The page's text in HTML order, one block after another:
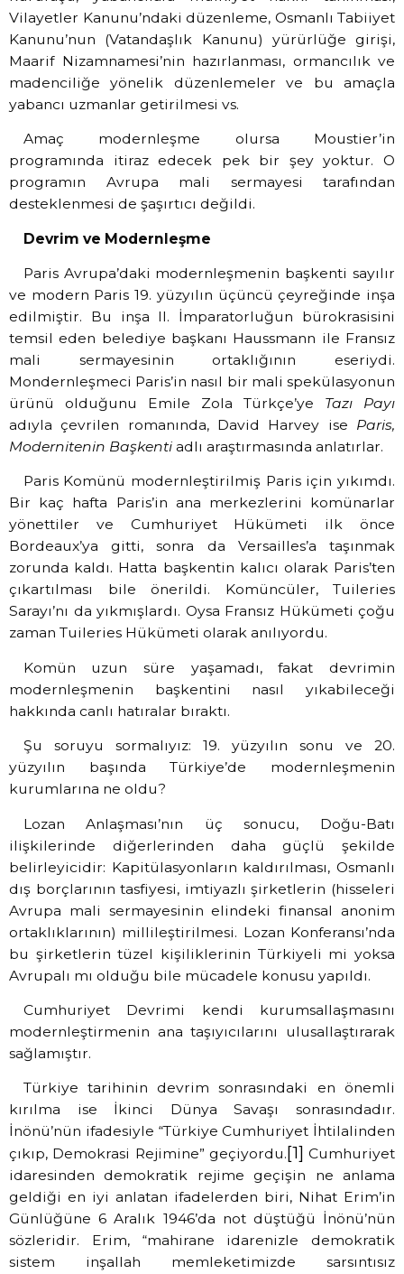
Vilayetler Kanunu’ndaki düzenleme, Osmanlı Tabiiyet
Kanunu’nun (Vatandaşlık Kanunu) yürürlüğe girişi,
Maarif Nizamnamesi’nin hazırlanması, ormancılık ve
madenciliğe yönelik düzenlemeler ve bu amaçla
yabancı uzmanlar getirilmesi vs.
Amaç modernleşme olursa Moustier’in
programında itiraz edecek pek bir şey yoktur. O
programın Avrupa mali sermayesi tarafından
desteklenmesi de şaşırtıcı değildi.
Devrim ve Modernleşme
Paris Avrupa’daki modernleşmenin başkenti sayılır
ve modern Paris 19. yüzyılın üçüncü çeyreğinde inşa
edilmiştir. Bu inşa II. İmparatorluğun bürokrasisini
temsil eden belediye başkanı Haussmann ile Fransız
mali sermayesinin ortaklığının eseriydi.
Mondernleşmeci Paris’in nasıl bir mali spekülasyonun
ürünü olduğunu Emile Zola Türkçe’ye Tazı Payı
adıyla çevrilen romanında, David Harvey ise Paris,
Modernitenin Başkenti adlı araştırmasında anlatırlar.
Paris Komünü modernleştirilmiş Paris için yıkımdı.
Bir kaç hafta Paris’in ana merkezlerini komünarlar
yönettiler ve Cumhuriyet Hükümeti ilk önce
Bordeaux’ya gitti, sonra da Versailles’a taşınmak
zorunda kaldı. Hatta başkentin kalıcı olarak Paris’ten
çıkartılması bile önerildi. Komüncüler, Tuileries
Sarayı’nı da yıkmışlardı. Oysa Fransız Hükümeti çoğu
zaman Tuileries Hükümeti olarak anılıyordu.
Komün uzun süre yaşamadı, fakat devrimin
modernleşmenin başkentini nasıl yıkabileceği
hakkında canlı hatıralar bıraktı.
Şu soruyu sormalıyız: 19. yüzyılın sonu ve 20.
yüzyılın başında Türkiye’de modernleşmenin
kurumlarına ne oldu?
Lozan Anlaşması’nın üç sonucu, Doğu-Batı
ilişkilerinde diğerlerinden daha güçlü şekilde
belirleyicidir: Kapitülasyonların kaldırılması, Osmanlı
dış borçlarının tasfiyesi, imtiyazlı şirketlerin (hisseleri
Avrupa mali sermayesinin elindeki finansal anonim
ortaklıklarının) millileştirilmesi. Lozan Konferansı’nda
bu şirketlerin tüzel kişiliklerinin Türkiyeli mi yoksa
Avrupalı mı olduğu bile mücadele konusu yapıldı.
Cumhuriyet Devrimi kendi kurumsallaşmasını
modernleştirmenin ana taşıyıcılarını ulusallaştırarak
sağlamıştır.
Türkiye tarihinin devrim sonrasındaki en önemli
kırılma ise İkinci Dünya Savaşı sonrasındadır.
İnönü’nün ifadesiyle “Türkiye Cumhuriyet İhtilalinden
çıkıp, Demokrasi Rejimine” geçiyordu.[1] Cumhuriyet
idaresinden demokratik rejime geçişin ne anlama
geldiği en iyi anlatan ifadelerden biri, Nihat Erim’in
Günlüğüne 6 Aralık 1946’da not düştüğü İnönü’nün
sözleridir. Erim, “mahirane idarenizle demokratik
sistem inşallah memleketimizde sarsıntısız